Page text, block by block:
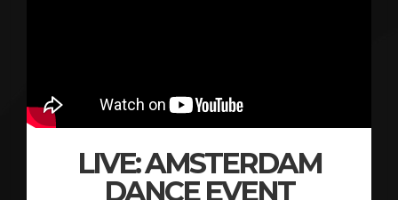
LIVE: AMSTERDAM
DANCE EVENT